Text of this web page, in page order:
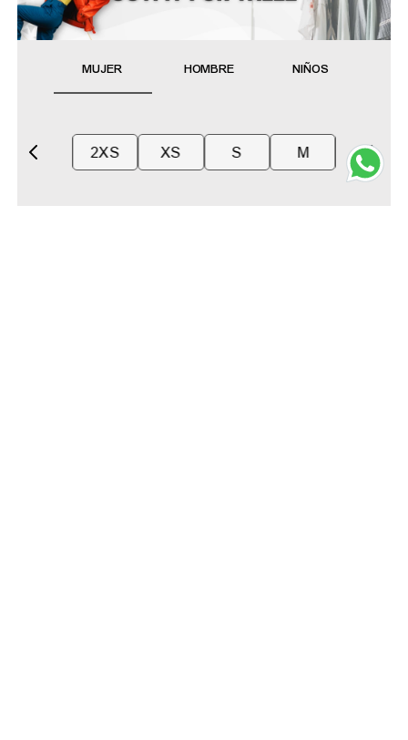
MUJER HOMBRE NIÑOS
2XS XS S M